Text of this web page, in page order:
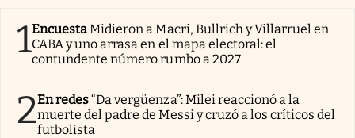
1EncuestaMidieron a Macri, Bullrich y Villarruel en
CABA y uno arrasa en el mapa electoral: el
contundente número rumbo a 2027
2En redes“Da vergüenza”: Milei reaccionó a la
muerte del padre de Messi y cruzó a los críticos del
futbolista